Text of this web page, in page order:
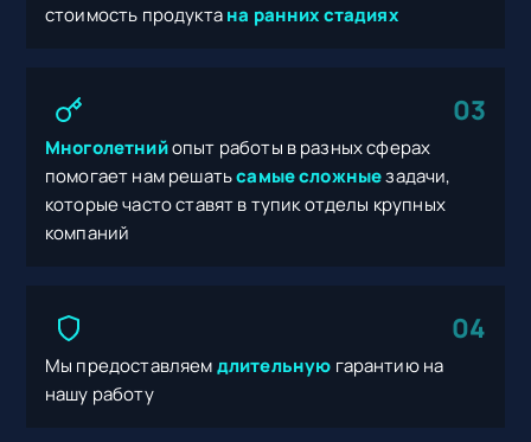
стоимость продуктана ранних стадиях
03
Многолетнийопыт работы в разных сферах
помогает нам решатьсамые сложныезадачи,
которые часто ставят в тупик отделы крупных
компаний
04
Мы предоставляемдлительную гарантию на
нашу работу